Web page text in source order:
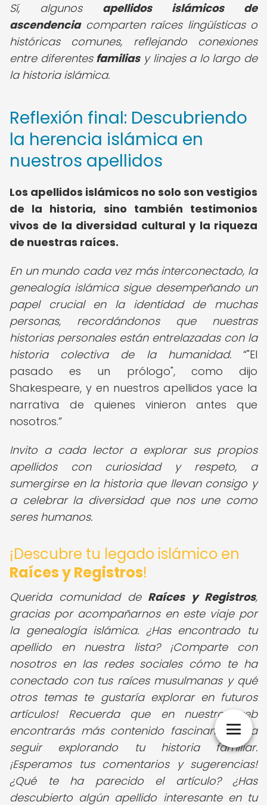
Sí, algunos apellidos islámicos de
ascendenciacomparten raíces lingüísticas o
históricas comunes, reflejando conexiones
entre diferentes familiasy linajes a lo largo de
la historia islámica.
Reflexión final: Descubriendo
la herencia islámica en
nuestros apellidos
Los apellidos islámicos no solo son vestigios
de la historia, sino también testimonios
vivos de la diversidad cultural y la riqueza
de nuestras raíces.
En un mundo cada vez más interconectado, la
genealogía islámica sigue desempeñando un
papel crucial en la identidad de muchas
personas, recordándonos que nuestras
historias personales están entrelazadas con la
historia colectiva de la humanidad.
"El
pasado es un prólogo", como dijo
Shakespeare, y en nuestros apellidos yace la
narrativa de quienes vinieron antes que
nosotros.
Invito a cada lector a explorar sus propios
apellidos con curiosidad y respeto, a
sumergirse en la historia que llevan consigo y
a celebrar la diversidad que nos une como
seres humanos.
¡Descubre tu legado islámico en
Raíces y Registros!
Querida comunidad de Raíces y Registros,
gracias por acompañarnos en este viaje por
la genealogía islámica. ¿Has encontrado tu
apellido en nuestra lista? ¡Comparte con
nosotros en las redes sociales cómo te ha
conectado con tus raíces musulmanas y qué
otros temas te gustaría explorar en futuros
artículos! Recuerda que en nuestra web
encontrarás más contenido fascinante para
seguir explorando tu historia familiar.
¡Esperamos tus comentarios y sugerencias!
¿Qué te ha parecido el artículo? ¿Has
descubierto algún apellido interesante en tu